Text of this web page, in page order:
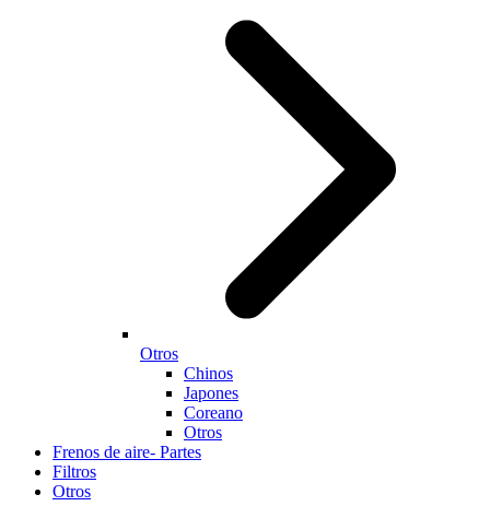
Otros
Chinos
Japones
Coreano
Otros
Frenos de aire- Partes
Filtros
Otros